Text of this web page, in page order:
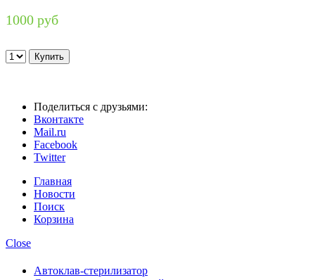
1000 руб
Поделиться с друзьями:
Вконтакте
Mail.ru
Facebook
Twitter
Главная
Новости
Поиск
Корзина
Close
Автоклав-стерилизатор